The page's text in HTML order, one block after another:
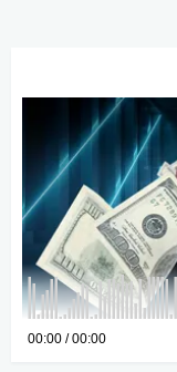
0
00:00 00:00